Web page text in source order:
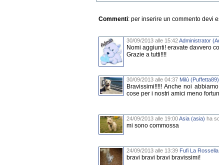
Commenti: per inserire un commento devi
30/09/2013 alle 15:42Administrator
Nomi aggiunti! eravate davvero
Grazie a tutti!!!!
30/09/2013 alle 04:37 Milù (Puffetta89)
Bravissimi!!!!! Anche noi
cose per i nostri amici meno
24/09/2013 alle 19:00Asia (asia) ha
mi sono commossa
24/09/2013 alle 13:39 Fufi La
bravi bravi bravi bravissimi!